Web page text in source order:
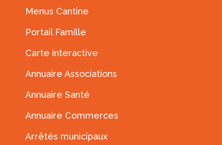
Menus Cantine
Portail Famille
Carte interactive
Annuaire Associations
Annuaire Santé
Annuaire Commerces
Arrêtés municipaux